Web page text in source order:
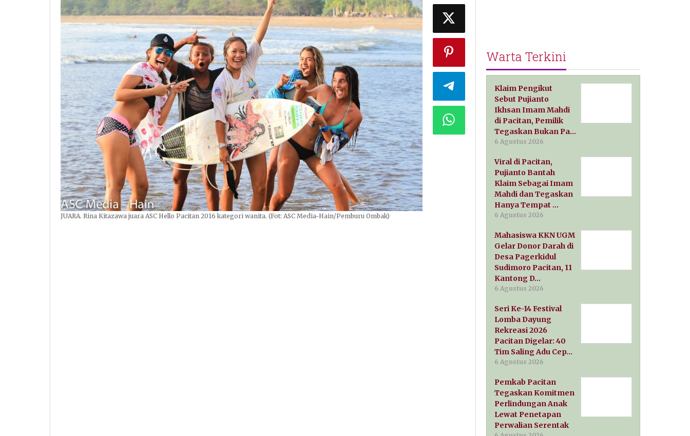
JUARA. Rina Kitazawa juara ASC Hello Pacitan 2016 kategori wanita. (Fot: ASC Media-Hain/Pemburu Ombak)
Warta Terkini
Klaim Pengikut
Sebut Pujianto
Ikhsan Imam Mahdi
di Pacitan, Pemilik
Tegaskan Bukan Pa…
6 Agustus 2026
Viral di Pacitan,
Pujianto Bantah
Klaim Sebagai Imam
Mahdi dan Tegaskan
Hanya Tempat …
6 Agustus 2026
Mahasiswa KKN UGM
Gelar Donor Darah di
Desa Pagerkidul
Sudimoro Pacitan, 11
Kantong D…
6 Agustus 2026
Seri Ke-14 Festival
Lomba Dayung
Rekreasi 2026
Pacitan Digelar: 40
Tim Saling Adu Cep…
6 Agustus 2026
Pemkab Pacitan
Tegaskan Komitmen
Perlindungan Anak
Lewat Penetapan
Perwalian Serentak